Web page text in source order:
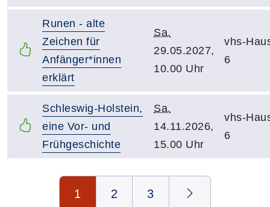
Runen - alte
Zeichen für
Anfänger*innen
erklärt
Sa.
29.05.2027,
10.00 Uhr
vhs-
6
Schleswig-Holstein,
eine Vor- und
Frühgeschichte
Sa.
14.11.2026,
15.00 Uhr
vhs-
6
Seite 1 von 3
1 2 3